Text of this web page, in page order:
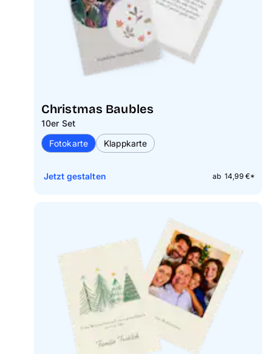
Christmas Baubles
10er Set
Fotokarte
Klappkarte
ab 14,99 €*
Jetzt gestalten